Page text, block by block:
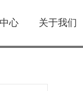
心 关于我们